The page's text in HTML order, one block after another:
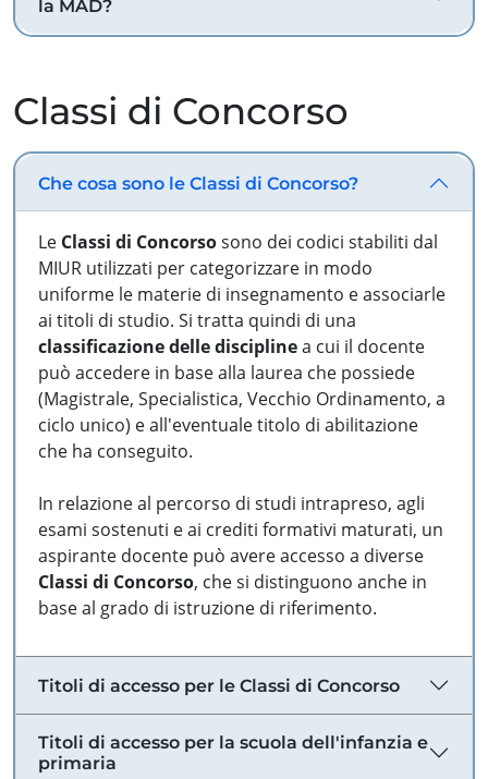
la MAD?
Classi di Concorso
Che cosa sono le Classi di Concorso?
Le Classi di Concorsosono dei codici stabiliti dal
MIUR utilizzati per categorizzare in modo
uniforme le materie di insegnamento e associarle
ai titoli di studio. Si tratta quindi di una
classificazione delle disciplinea cui il docente
può accedere in base alla laurea che possiede
(Magistrale, Specialistica, Vecchio Ordinamento, a
ciclo unico) e all'eventuale titolo di abilitazione
che ha conseguito.
In relazione al percorso di studi intrapreso, agli
esami sostenuti e ai crediti formativi maturati, un
aspirante docente può avere accesso a diverse
Classi di Concorso, che si distinguono anche in
base al grado di istruzione di riferimento.
Titoli di accesso per le Classi di Concorso
Titoli di accesso per la scuola dell'infanzia e
primaria